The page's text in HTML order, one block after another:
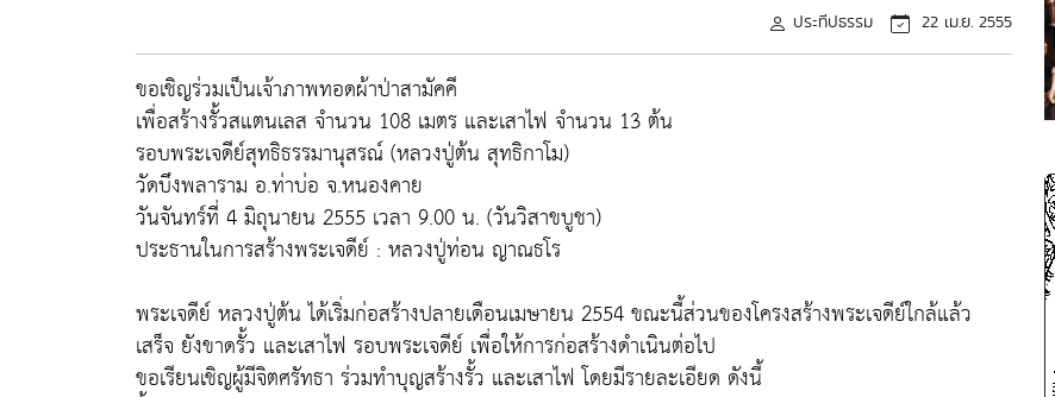
ประทีปธรรม 22 เม.ย. 2555
ขอเชิญร่วมเป็นเจ้าภาพทอดผ้าป่าสามัคคี
เพื่อสร้างรั้วสแตนเลส จำนวน 108 เมตร และเสาไฟ จำนวน 13 ต้น
รอบพระเจดีย์สุทธิธรรมานุสรณ์ (หลวงปู่ต้น สุทธิกาโม)
วัดบึงพลาราม อ.ท่าบ่อ จ.หนองคาย
วันจันทร์ที่ 4 มิถุนายน 2555 เวลา 9.00 น. (วันวิสาขบูชา)
ประธานในการสร้างพระเจดีย์ : หลวงปู่ท่อน ญาณธโร
พระเจดีย์ หลวงปู่ต้น ได้เริ่มก่อสร้างปลายเดือนเมษายน 2554 ขณะนี้ส่วนของโครงสร้างพระเจดีย์ใกล้แล้ว
เสร็จ ยังขาดรั้ว และเสาไฟ รอบพระเจดีย์ เพื่อให้การก่อสร้างดำเนินต่อไป
ขอเรียนเชิญผู้มีจิตศรัทธา ร่วมทำบุญสร้างรั้ว และเสาไฟ โดยมีรายละเอียด ดังนี้